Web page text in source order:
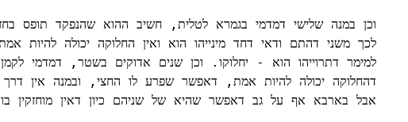
למימר דתרוייהו הוא - יחלוקו. וכן שנים אדוקים בשטר, דמדמי לקמן
אבל בארבא אף על גב דאפשר שהיא של שניהם כיון דאין מוחזקין